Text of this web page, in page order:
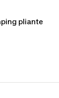
pliante